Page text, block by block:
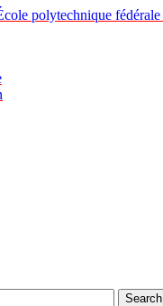
Search